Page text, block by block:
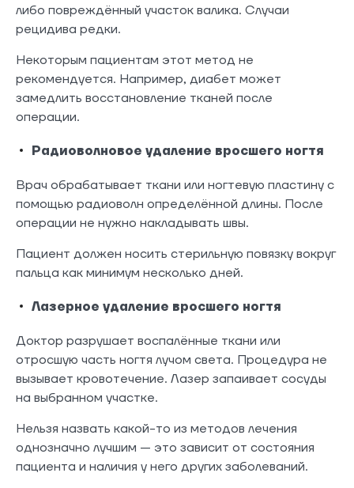
либо повреждённый участок валика. Случаи
рецидива редки.
Некоторым пациентам этот метод не
рекомендуется. Например, диабет может
замедлить восстановление тканей после
операции.
Радиоволновое удаление вросшего ногтя
Врач обрабатывает ткани или ногтевую пластину с
помощью радиоволн определённой длины. После
операции не нужно накладывать швы.
Пациент должен носить стерильную повязку вокруг
пальца как минимум несколько дней.
Лазерное удаление вросшего ногтя
Доктор разрушает воспалённые ткани или
отросшую часть ногтя лучом света. Процедура не
вызывает кровотечение. Лазер запаивает сосуды
на выбранном участке.
Нельзя назвать какой-то из методов лечения
однозначно лучшим — это зависит от состояния
пациента и наличия у него других заболеваний.